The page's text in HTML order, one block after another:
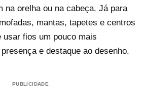
na orelha ou na cabeça. Já para
mantas, tapetes e centros
usar fios um pouco mais
e destaque ao desenho.
PUBLICIDADE